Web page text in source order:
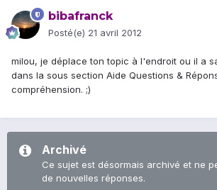
bibafranck
Posté(e) 21 avril 2012
milou, je déplace ton topic à l'endroit ou il a
dans la sous section Aide Questions &
compréhension. ;)
Archivé
Ce sujet est désormais archivé et ne
de nouvelles réponses.